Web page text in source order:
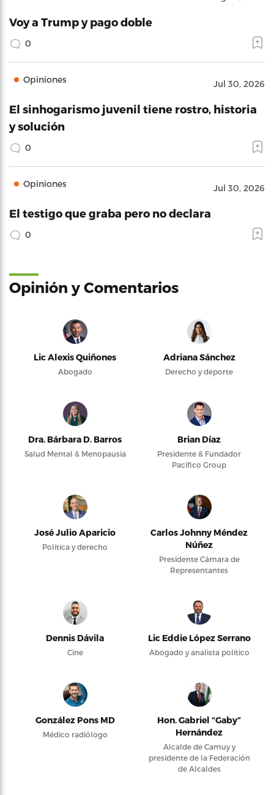
Voy a Trump y pago doble
0
Opiniones Jul 30, 2026
El sinhogarismo juvenil tiene rostro, historia
y solución
0
Opiniones Jul 30, 2026
El testigo que graba pero no declara
0
Opinión y Comentarios
Lic Alexis Quiñones
Abogado
Adriana Sánchez
Derecho y deporte
Dra. Bárbara D. Barros
Salud Mental & Menopausia
Brian Díaz
Presidente & Fundador
Pacifico Group
José Julio Aparicio
Política y derecho
Carlos Johnny Méndez
Núñez
Presidente Cámara de
Representantes
Dennis Dávila
Cine
Lic Eddie López Serrano
Abogado y analista político
González Pons MD
Médico radiólogo
Hon. Gabriel “Gaby”
Hernández
Alcalde de Camuy y
presidente de la Federación
de Alcaldes